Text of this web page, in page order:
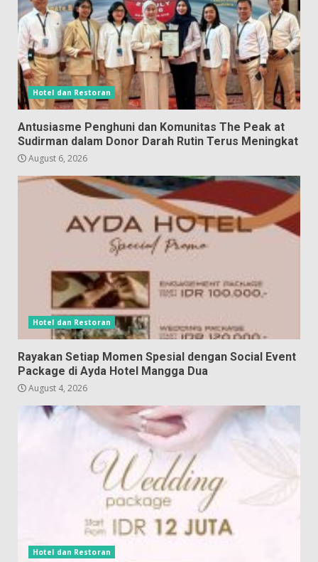
Hotel dan Restoran
Antusiasme Penghuni dan Komunitas The Peak at
Sudirman dalam Donor Darah Rutin Terus Meningkat
August 6, 2026
Hotel dan Restoran
Rayakan Setiap Momen Spesial dengan Social Event
Package di Ayda Hotel Mangga Dua
August 4, 2026
Hotel dan Restoran